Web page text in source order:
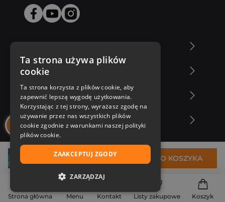
Strona główna Menu Kontakt Listy zakupowe Koszyk
37,99 zł DO KOSZYKA
Zakupy u nas
Nasza oferta
Nasi autorzy
Ta strona używa plików
cookie
Ta strona korzysta z plików cookie, aby
zapewnić lepszą wygodę użytkowania.
Korzystając z tej strony, wyrażasz zgodę na
używanie przez nas wszystkich plików
cookie zgodnie z warunkami naszej polityki
plików cookie.
ZAAKCEPTUJ ZGODY
ZARZĄDZAJ
NIEZBĘDNE